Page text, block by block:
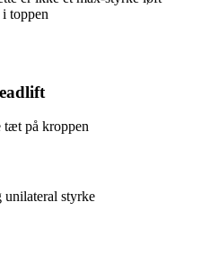
toppen
tæt på kroppen
unilateral styrke